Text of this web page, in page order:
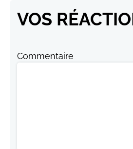
VOS
Commentaire